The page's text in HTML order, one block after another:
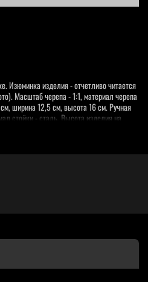
Изюминка изделия - отчетливо читается
Масштаб черепа - 1:1, материал черепа
ширина 12,5 см, высота 16 см. Ручная
стойки - сталь. Высота изделия на
потрясающий экземпляр для личного
подарок, наглядное пособие для